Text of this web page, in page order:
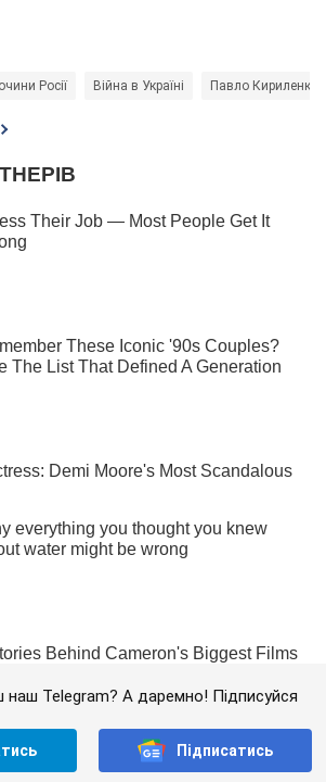
Росії Війна в Україні Павло Кириленко
Telegram? А даремно! Підписуйся
Підписатись